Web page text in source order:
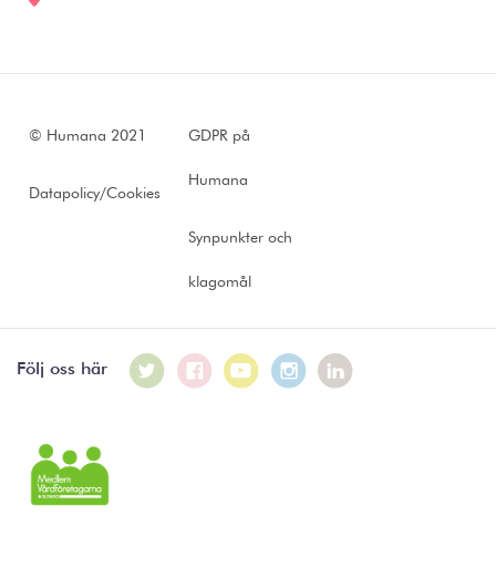
© Humana 2021
Datapolicy/Cookies
GDPR på
Humana
Synpunkter och
klagomål
Följ oss här